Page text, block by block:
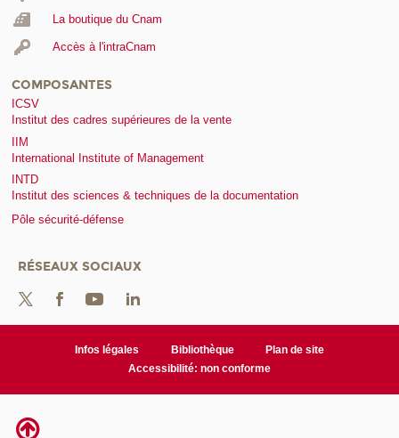
La boutique du Cnam
Accès à l'intraCnam
COMPOSANTES
ICSV
Institut des cadres supérieures de la vente
IIM
International Institute of Management
INTD
Institut des sciences & techniques de la documentation
Pôle sécurité-défense
RÉSEAUX SOCIAUX
Infos légales Bibliothèque
Plan de site
Accessibilité: non conforme